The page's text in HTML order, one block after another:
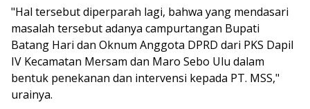
"Hal tersebut diperparah lagi, bahwa yang mendasari
masalah tersebut adanya campurtangan Bupati
Batang Hari dan Oknum Anggota DPRD dari PKS Dapil
IV Kecamatan Mersam dan Maro Sebo Ulu dalam
bentuk penekanan dan intervensi kepada PT. MSS,"
urainya.